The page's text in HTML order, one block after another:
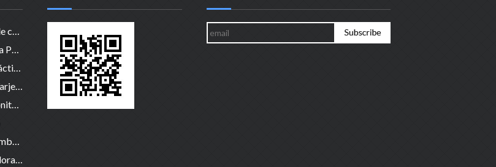
Pantalla táctil HMI de cristal del panel de
4 Hilos táctil resistiva Panel de la Pantalla
5 cable de panel de táctil resistiva
Pantalla táctil de la Tarjeta de Control
Pantalla táctil lcd monitor párrafo pos / industrial / Médico
notebook legtop membrana táctil del panel de cristal de
Pantalla táctil copiadora fotocopia de cristal membrana